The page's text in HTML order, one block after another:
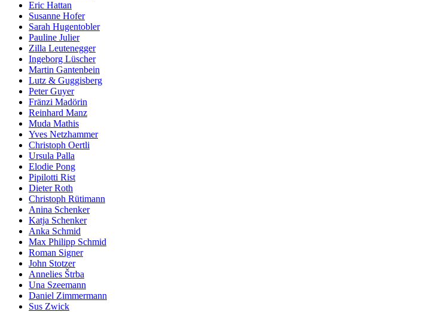
Eric Hattan
Susanne Hofer
Sarah Hugentobler
Pauline Julier
Zilla Leutenegger
Ingeborg Lüscher
Martin Gantenbein
Lutz & Guggisberg
Peter Guyer
Fränzi Madörin
Reinhard Manz
Muda Mathis
Yves Netzhammer
Christoph Oertli
Ursula Palla
Elodie Pong
Pipilotti Rist
Dieter Roth
Christoph Rütimann
Anina Schenker
Katja Schenker
Anka Schmid
Max Philipp Schmid
Roman Signer
John Stotzer
Annelies Štrba
Una Szeemann
Daniel Zimmermann
Sus Zwick